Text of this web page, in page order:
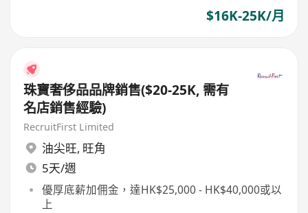
$16K-25K/月
珠寶奢侈品品牌銷售($20-25K, 需有
名店銷售經驗)
RecruitFirst Limited
油尖旺, 旺角
5天/週
優厚底薪加佣金，達HK$25,000 - HK$40,000或以
上